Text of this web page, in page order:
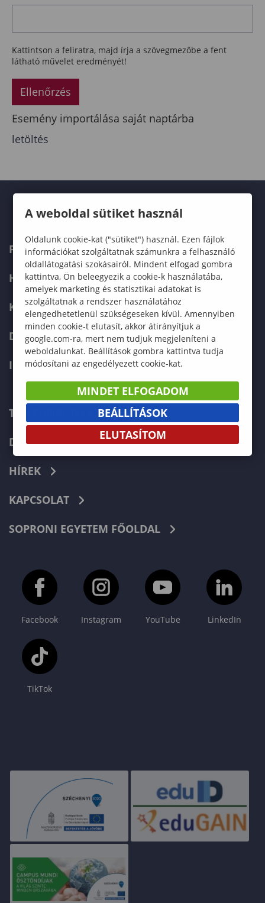
Kattintson a feliratra, majd írja a szövegmezőbe a fent
látható művelet eredményét!
Ellenőrzés
Esemény importálása saját naptárba
letöltés
FELVÉTELIZŐKNEK
HALLGATÓKNAK
KÉPZÉSEK
DOKTORI ISKOLA
INTERNATIONAL
TELEFONKÖNYV
DOKUMENTUMOK
HÍREK
KAPCSOLAT
SOPRONI EGYETEM FŐOLDAL
Facebook Instagram YouTube LinkedIn
TikTok
A weboldal sütiket használ
Oldalunk cookie-kat ("sütiket") használ. Ezen fájlok
információkat szolgáltatnak számunkra a felhasználó
oldallátogatási szokásairól. Mindent elfogad gombra
kattintva, Ön beleegyezik a cookie-k használatába,
amelyek marketing és statisztikai adatokat is
szolgáltatnak a rendszer használatához
elengedhetetlenül szükségeseken kívül. Amennyiben
minden cookie-t elutasít, akkor átirányítjuk a
google.com-ra, mert nem tudjuk megjeleníteni a
weboldalunkat. Beállítások gombra kattintva tudja
módosítani az engedélyezett cookie-kat.
MINDET ELFOGADOM
BEÁLLÍTÁSOK
ELUTASÍTOM